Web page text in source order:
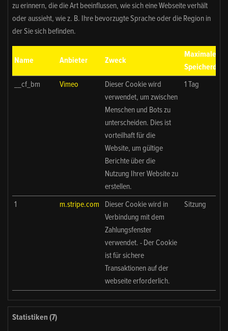
zu erinnern, die die Art beeinflussen, wie sich eine Webseite verhält
oder aussieht, wie z. B. Ihre bevorzugte Sprache oder die Region in
der Sie sich befinden.
Name Anbieter Zweck
Maximale
__cf_bm
Vimeo
Dieser Cookie wird
verwendet, um zwischen
Menschen und Bots zu
unterscheiden. Dies ist
vorteilhaft für die
Website, um gültige
Berichte über die
Nutzung Ihrer Website zu
erstellen.
1 Tag
1 m.stripe.com
Dieser Cookie wird in
Verbindung mit dem
Zahlungsfenster
verwendet. - Der Cookie
ist für sichere
Transaktionen auf der
webseite erforderlich.
Sitzung
Statistiken (7)